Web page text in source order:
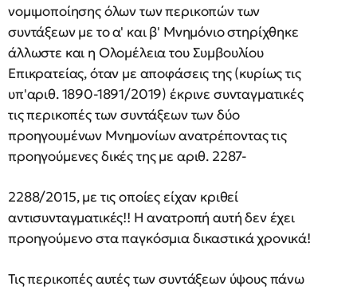
νομιμοποίησης όλων των περικοπών των
συντάξεων με το α' και β' Μνημόνιο στηρίχθηκε
άλλωστε και η Ολομέλεια του Συμβουλίου
Επικρατείας, όταν με αποφάσεις της (κυρίως τις
υπ'αριθ. 1890-1891/2019) έκρινε συνταγματικές
τις περικοπές των συντάξεων των δύο
προηγουμένων Μνημονίων ανατρέποντας τις
προηγούμενες δικές της με αριθ. 2287-
2288/2015, με τις οποίες είχαν κριθεί
αντισυνταγματικές!! Η ανατροπή αυτή δεν έχει
προηγούμενο στα παγκόσμια δικαστικά χρονικά!
Τις περικοπές αυτές των συντάξεων ύψους πάνω